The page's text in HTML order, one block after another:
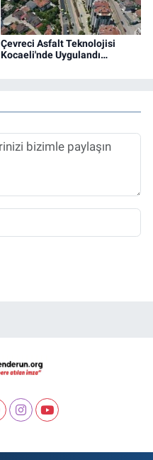
Çevreci Asfalt Teknolojisi
Kocaeli'nde Uygulandı…